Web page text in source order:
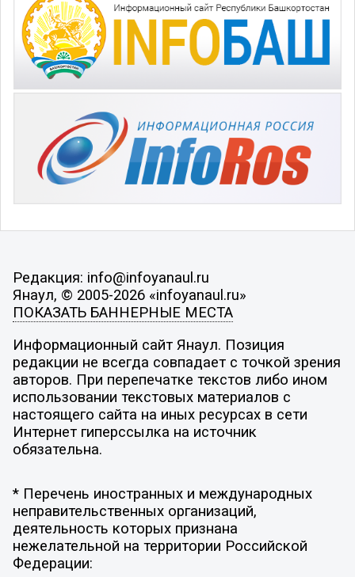
Редакция: info@infoyanaul.ru
Янаул, © 2005-2026 «infoyanaul.ru»
ПОКАЗАТЬ БАННЕРНЫЕ МЕСТА
Информационный сайт Янаул. Позиция
редакции не всегда совпадает с точкой зрения
авторов. При перепечатке текстов либо ином
использовании текстовых материалов с
настоящего сайта на иных ресурсах в сети
Интернет гиперссылка на источник
обязательна.
* Перечень иностранных и международных
неправительственных организаций,
деятельность которых признана
нежелательной на территории Российской
Федерации: